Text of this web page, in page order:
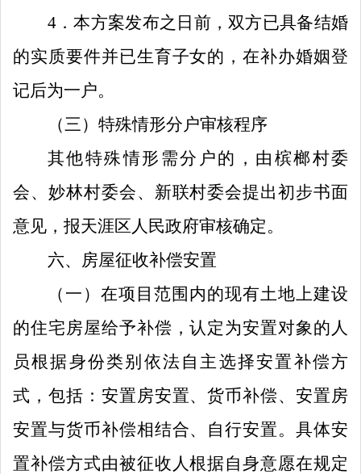
4．本方案发布之日 前，双方已具备结婚
的实质要件并已生育子女的，在补办婚姻登
记后为一户。
（三 ） 特殊情形分户审核程序
其他特殊情形需分户的，由 槟榔村委
会、 妙林村委会、 新联村委会提出初步书面
意见， 报天涯区人民政府审核确定。
六、
房屋征收补偿安置
（一） 在项目范围内的现有土地上建设
的住宅房屋给予补偿，认定为安置对象的人
员根据身份类别依法自主选择安置补偿方
式，包括：安置房安置、货币补偿、安置房
安置与货币补偿相结合、自行安置。具体安
置补偿方式由被征收人根据自身意愿在规定